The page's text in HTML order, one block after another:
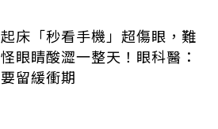
起床「秒看手機」超傷眼，難
怪眼睛酸澀一整天！眼科醫：
要留緩衝期